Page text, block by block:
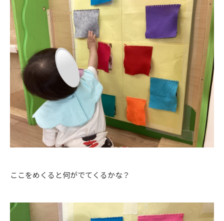
ここをめくると何がでてくるかな？